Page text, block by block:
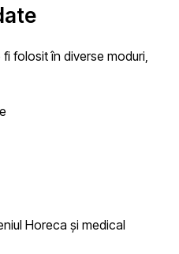
folosit în diverse moduri,
Horeca și medical